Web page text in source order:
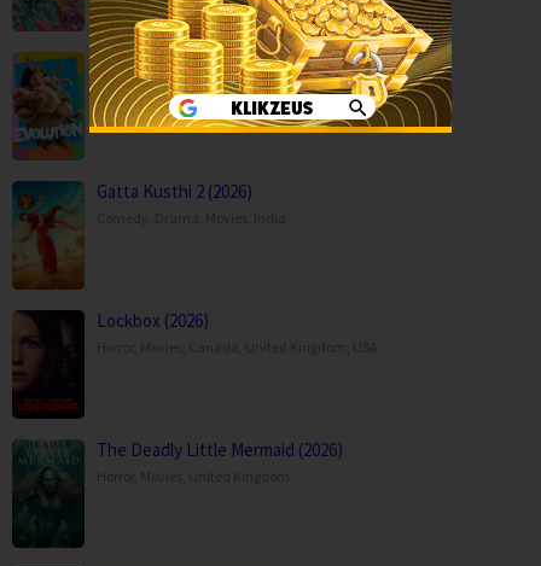
Evolution (2026)
Animation,Comedy,Family,Movies,Spain
Gatta Kusthi 2 (2026)
Lockbox (2026)
The Deadly Little Mermaid (2026)